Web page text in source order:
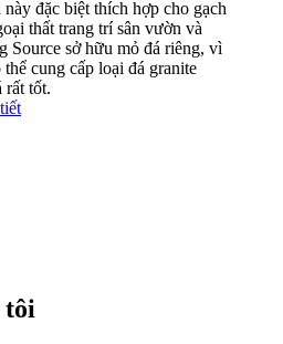
đặc biệt thích hợp cho gạch
thất trang trí sân vườn và
Source sở hữu mỏ đá riêng, vì
cung cấp loại đá granite
rất tốt.
tôi